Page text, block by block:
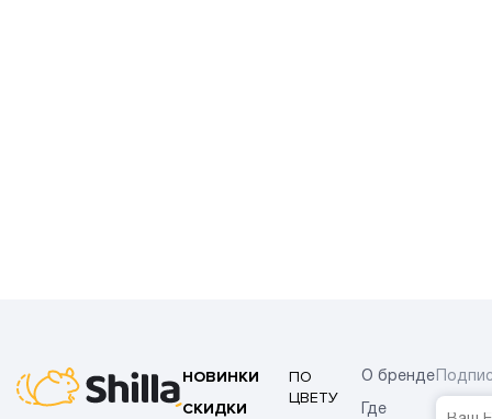
НОВИНКИ
СКИДКИ
ПО
ЦВЕТУ
О бренде
Где